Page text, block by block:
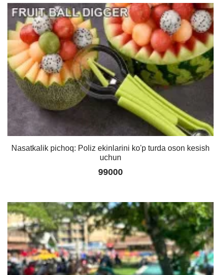
Nasatkalik pichoq: Poliz ekinlarini ko'p turda oson kesish
uchun
99000